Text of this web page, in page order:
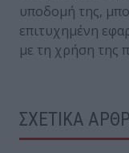
υποδομή της,
επιτυχημένη
με τη χρήση της
ΣΧΕΤΙΚΑ